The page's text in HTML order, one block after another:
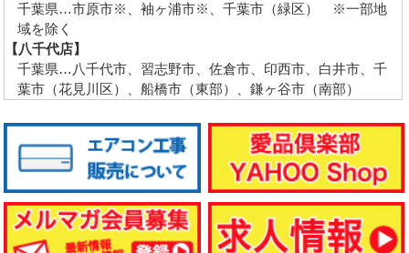
千葉県…市原市※、袖ヶ浦市※、千葉市（緑区） ※一部地
域を除く
【八千代店】
千葉県…八千代市、習志野市、佐倉市、印西市、白井市、千
葉市（花見川区）、船橋市（東部）、鎌ヶ谷市（南部）